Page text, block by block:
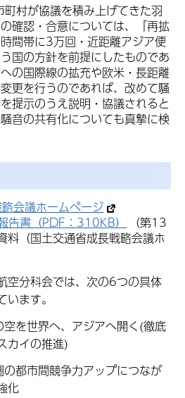
村が協議を積み上げてきた羽
確認・合意については、「再拡
間帯に3万回・近距離アジア便
国の方針を前提にしたものであ
の国際線の拡充や欧米・長距離
更を行うのであれば、改めて騒
提示のうえ説明・協議されると
音の共有化についても真摯に検
会議ホームページ
告書（PDF：310KB）
（第13
料（国土交通省成長戦略会議ホ
空分科会では、次の6つの具体
ます。
を世界へ、アジアへ開く(徹底
カイの推進)
都市間競争力アップにつなが
化